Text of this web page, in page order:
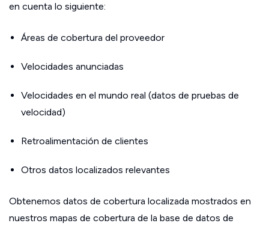
en cuenta lo siguiente:
Áreas de cobertura del proveedor
Velocidades anunciadas
Velocidades en el mundo real (datos de pruebas de
velocidad)
Retroalimentación de clientes
Otros datos localizados relevantes
Obtenemos datos de cobertura localizada mostrados en
nuestros mapas de cobertura de la base de datos de